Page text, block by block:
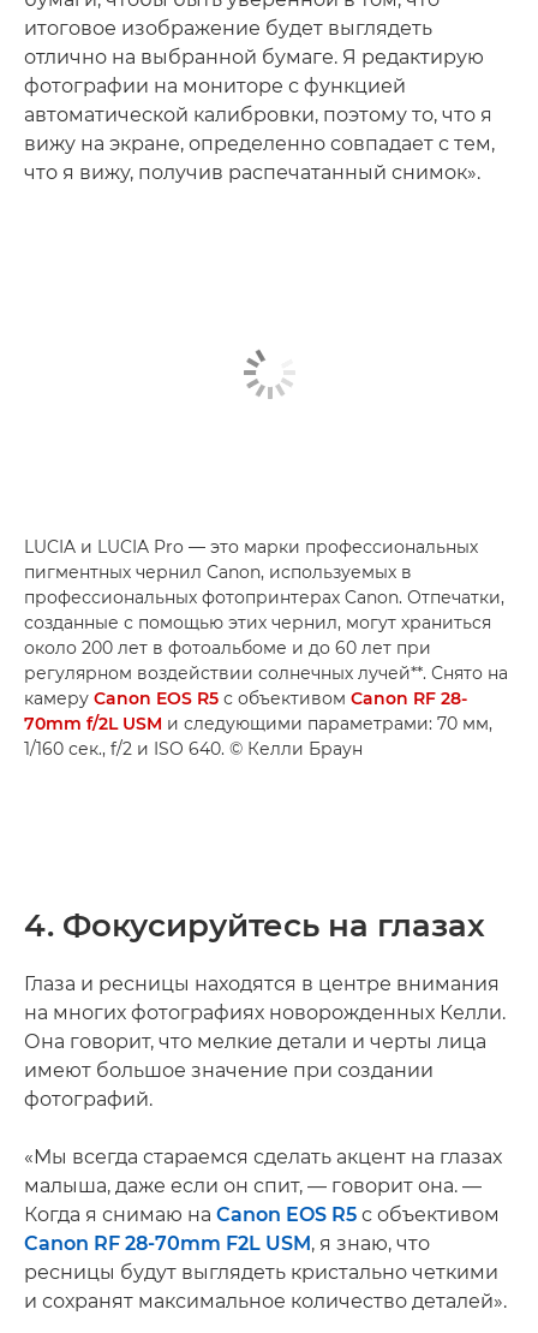
итоговое изображение будет выглядеть
отлично на выбранной бумаге. Я редактирую
фотографии на мониторе с функцией
автоматической калибровки, поэтому то, что я
вижу на экране, определенно совпадает с тем,
что я вижу, получив распечатанный снимок».
LUCIA и LUCIA Pro — это марки профессиональных
пигментных чернил Canon, используемых в
профессиональных фотопринтерах Canon. Отпечатки,
созданные с помощью этих чернил, могут храниться
около 200 лет в фотоальбоме и до 60 лет при
регулярном воздействии солнечных лучей**. Снято на
камеру Canon EOS R5 с объективом Canon RF 28-
70mm f/2L USM и следующими параметрами: 70 мм,
1/160 сек., f/2 и ISO 640. © Келли Браун
4. Фокусируйтесь на глазах
Глаза и ресницы находятся в центре внимания
на многих фотографиях новорожденных Келли.
Она говорит, что мелкие детали и черты лица
имеют большое значение при создании
фотографий.
«Мы всегда стараемся сделать акцент на глазах
малыша, даже если он спит, — говорит она. —
Когда я снимаю на Canon EOS R5 с объективом
Canon RF 28-70mm F2L USM , я знаю, что
ресницы будут выглядеть кристально четкими
и сохранят максимальное количество деталей».